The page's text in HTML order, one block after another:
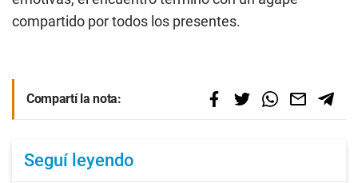
compartido por todos los presentes.
Compartí la nota:
Seguí leyendo